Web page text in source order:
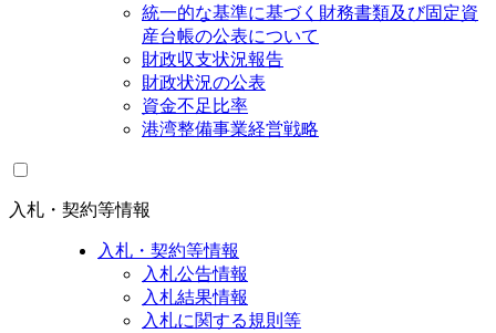
統一的な基準に基づく財務書類及び固定資
産台帳の公表について
財政収支状況報告
財政状況の公表
資金不足比率
港湾整備事業経営戦略
入札・契約等情報
入札・契約等情報
入札公告情報
入札結果情報
入札に関する規則等